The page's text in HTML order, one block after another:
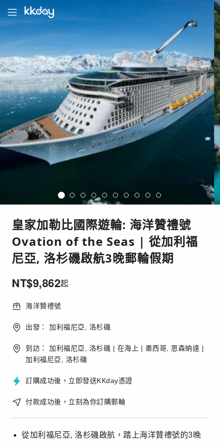
皇家加勒比國際遊輪: 海洋贊禮號
Ovation of the Seas | 從加利福
尼亞, 洛杉磯啟航3晚郵輪假期
NT$9,862起
海洋贊禮號
出發： 加利福尼亞, 洛杉磯
到訪： 加利福尼亞, 洛杉磯 | 在海上 | 墨西哥, 恩森納達 |
加利福尼亞, 洛杉磯
訂購成功後，立即發送KKday憑證
付款成功後，立刻為你訂購郵輪
從加利福尼亞, 洛杉磯啟航，踏上海洋贊禮號的3晚